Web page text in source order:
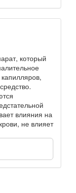
который
влияния на
не влияет